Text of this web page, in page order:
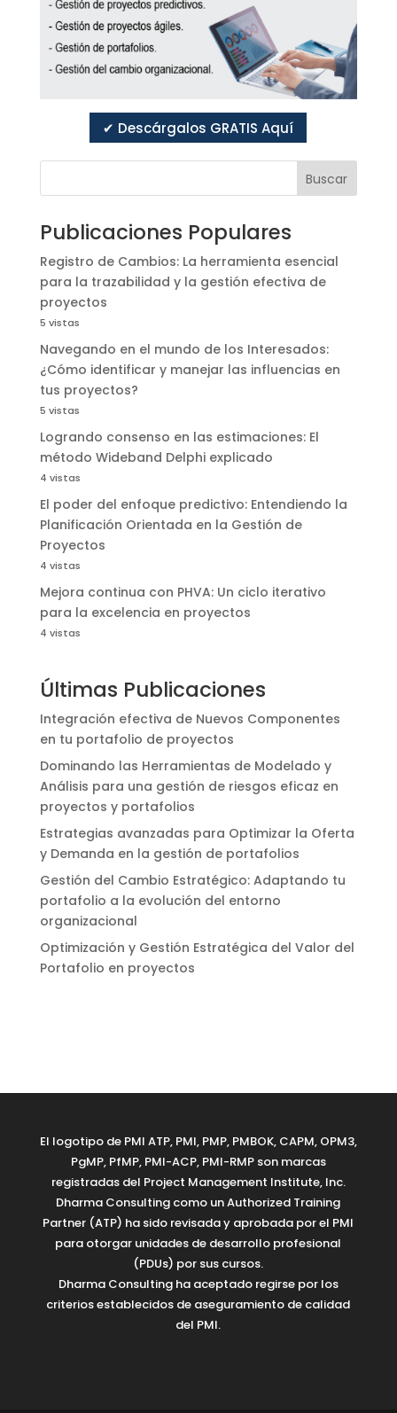
✔ Descárgalos GRATIS Aquí
Buscar
Publicaciones Populares
Registro de Cambios: La herramienta esencial
para la trazabilidad y la gestión efectiva de
proyectos
5 vistas
Navegando en el mundo de los Interesados:
¿Cómo identificar y manejar las influencias en
tus proyectos?
5 vistas
Logrando consenso en las estimaciones: El
método Wideband Delphi explicado
4 vistas
El poder del enfoque predictivo: Entendiendo la
Planificación Orientada en la Gestión de
Proyectos
4 vistas
Mejora continua con PHVA: Un ciclo iterativo
para la excelencia en proyectos
4 vistas
Últimas Publicaciones
Integración efectiva de Nuevos Componentes
en tu portafolio de proyectos
Dominando las Herramientas de Modelado y
Análisis para una gestión de riesgos eficaz en
proyectos y portafolios
Estrategias avanzadas para Optimizar la Oferta
y Demanda en la gestión de portafolios
Gestión del Cambio Estratégico: Adaptando tu
portafolio a la evolución del entorno
organizacional
Optimización y Gestión Estratégica del Valor del
Portafolio en proyectos
El logotipo de PMI ATP, PMI, PMP, PMBOK, CAPM, OPM3,
PgMP, PfMP, PMI-ACP, PMI-RMP son marcas
registradas del Project Management Institute, Inc.
Dharma Consulting como un Authorized Training
Partner (ATP) ha sido revisada y aprobada por el PMI
para otorgar unidades de desarrollo profesional
(PDUs) por sus cursos.
Dharma Consulting ha aceptado regirse por los
criterios establecidos de aseguramiento de calidad
del PMI.